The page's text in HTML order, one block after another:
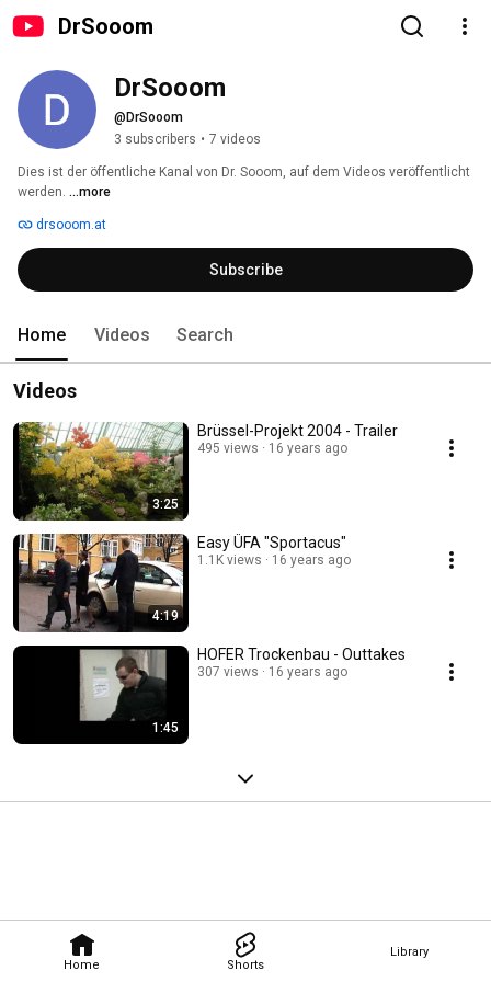
DrSooom
Home Shorts
Library
DrSooom
@DrSooom
3 subscribers • 7 videos
Dies ist der öffentliche Kanal von Dr. Sooom, auf dem Videos veröffentlicht
werden. ...more
drsooom.at
Subscribe
Home Videos Search
Videos
3:25
Brüssel-Projekt 2004 - Trailer
495 views 16 years ago
4:19
Easy ÜFA "Sportacus"
1.1K views 16 years ago
1:45
HOFER Trockenbau - Outtakes
307 views 16 years ago